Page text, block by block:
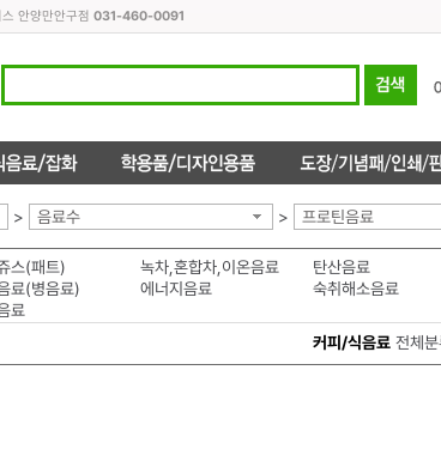
안양만안구점 031-460-0091
> 음료수 > 프로틴음료
스(패트) 녹차,혼합차,이온음료 탄산음료
료(병음료)
에너지음료 숙취해소음료
료
커피/식음료전체분